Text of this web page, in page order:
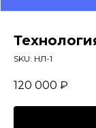
SKU: НЛ-1
120 000 ₽